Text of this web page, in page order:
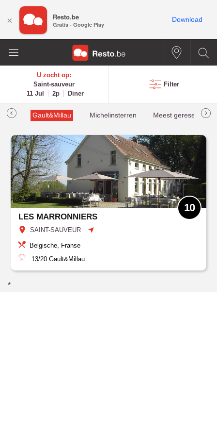
U zocht op:
Saint-sauveur
11 Jul
2p Diner
Filter
Gault&Millau Michelinsterren Meest gereserveerd
LES MARRONNIERS
SAINT-SAUVEUR
10
Belgische, Franse
13/20 Gault&Millau
*
× Resto.be
Gratis - Google Play
Download